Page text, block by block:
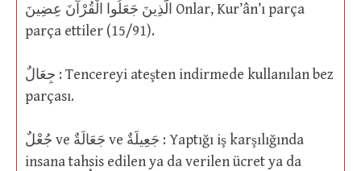
الَّذِينَ جَعَلُوا الْقُرْآنَ عِضِينَ Onlar, Kur’ân’ı parça
parça ettiler (15/91).
جِعَالٌ : Tencereyi ateşten indirmede kullanılan bez
parçası.
جُعْلٌ ve جَعَالَةٌ ve جَعِيلَةٌ : Yaptığı iş karşılığında
insana tahsis edilen ya da verilen ücret ya da